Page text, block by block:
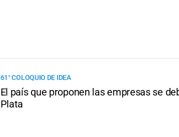
61° COLOQUIO DE IDEA
El país que proponen las empresas se
Plata